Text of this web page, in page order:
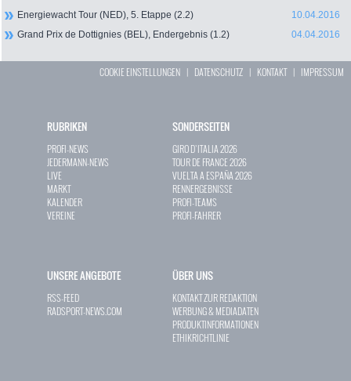
Energiewacht Tour (NED), 5. Etappe (2.2)
10.04.2016
Grand Prix de Dottignies (BEL), Endergebnis (1.2)
04.04.2016
COOKIE EINSTELLUNGEN | DATENSCHUTZ | KONTAKT| IMPRESSUM
RUBRIKEN
PROFI-NEWS
JEDERMANN-NEWS
LIVE
MARKT
KALENDER
VEREINE
SONDERSEITEN
GIRO D`ITALIA 2026
TOUR DE FRANCE 2026
VUELTA A ESPAÑA 2026
RENNERGEBNISSE
PROFI-TEAMS
PROFI-FAHRER
UNSERE ANGEBOTE
RSS-FEED
RADSPORT-NEWS.COM
ÜBER UNS
KONTAKT ZUR REDAKTION
WERBUNG & MEDIADATEN
PRODUKTINFORMATIONEN
ETHIKRICHTLINIE